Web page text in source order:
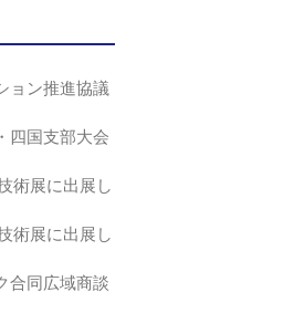
ョン推進協議
四国支部大会
術展に出展し
術展に出展し
合同広域商談